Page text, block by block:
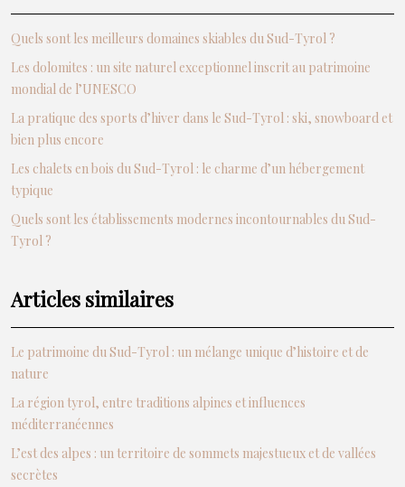
Quels sont les meilleurs domaines skiables du Sud-Tyrol ?
Les dolomites : un site naturel exceptionnel inscrit au patrimoine
mondial de l’UNESCO
La pratique des sports d’hiver dans le Sud-Tyrol : ski, snowboard et
bien plus encore
Les chalets en bois du Sud-Tyrol : le charme d’un hébergement
typique
Quels sont les établissements modernes incontournables du Sud-
Tyrol ?
Articles similaires
Le patrimoine du Sud-Tyrol : un mélange unique d’histoire et de
nature
La région tyrol, entre traditions alpines et influences
méditerranéennes
L’est des alpes : un territoire de sommets majestueux et de vallées
secrètes